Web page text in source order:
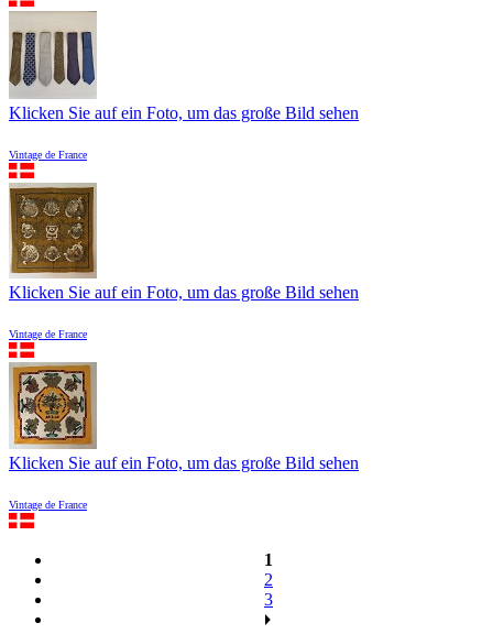
Klicken Sie auf ein Foto, um das große Bild sehen
Vintage de France
Klicken Sie auf ein Foto, um das große Bild sehen
Vintage de France
Klicken Sie auf ein Foto, um das große Bild sehen
Vintage de France
1
2
3